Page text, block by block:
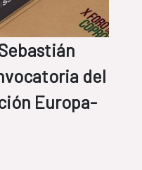
del
Europa-